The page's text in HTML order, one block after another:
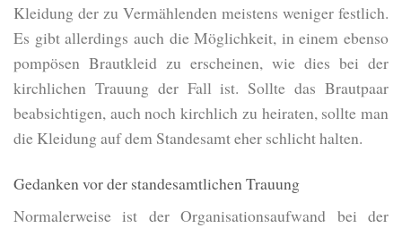
Kleidung der zu Vermählenden meistens weniger festlich.
Es gibt allerdings auch die Möglichkeit, in einem ebenso
pompösen Brautkleid zu erscheinen, wie dies bei der
kirchlichen Trauung der Fall ist. Sollte das Brautpaar
beabsichtigen, auch noch kirchlich zu heiraten, sollte man
die Kleidung auf dem Standesamt eher schlicht halten.
Gedanken vor der standesamtlichen Trauung
Normalerweise ist der Organisationsaufwand bei der